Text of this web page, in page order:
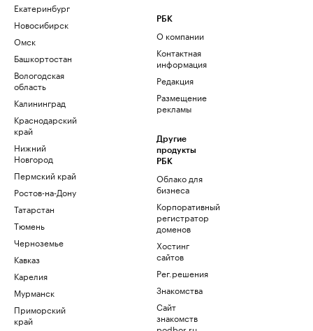
Екатеринбург
Новосибирск
Омск
Башкортостан
Вологодская
область
Калининград
Краснодарский
край
Нижний
Новгород
Пермский край
Ростов-на-Дону
Татарстан
Тюмень
Черноземье
Кавказ
Карелия
Мурманск
Приморский
край
РБК
О компании
Контактная
информация
Редакция
Размещение
рекламы
Другие
продукты
РБК
Облако для
бизнеса
Корпоративный
регистратор
доменов
Хостинг
сайтов
Рег.решения
Знакомства
Сайт
знакомств